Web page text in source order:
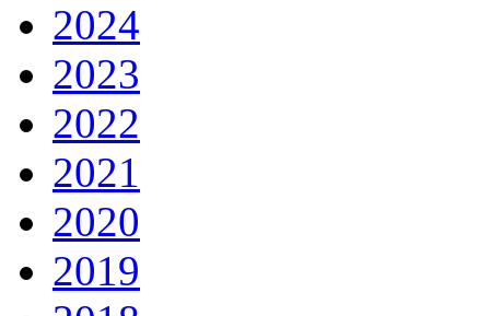
2024
2023
2022
2021
2020
2019